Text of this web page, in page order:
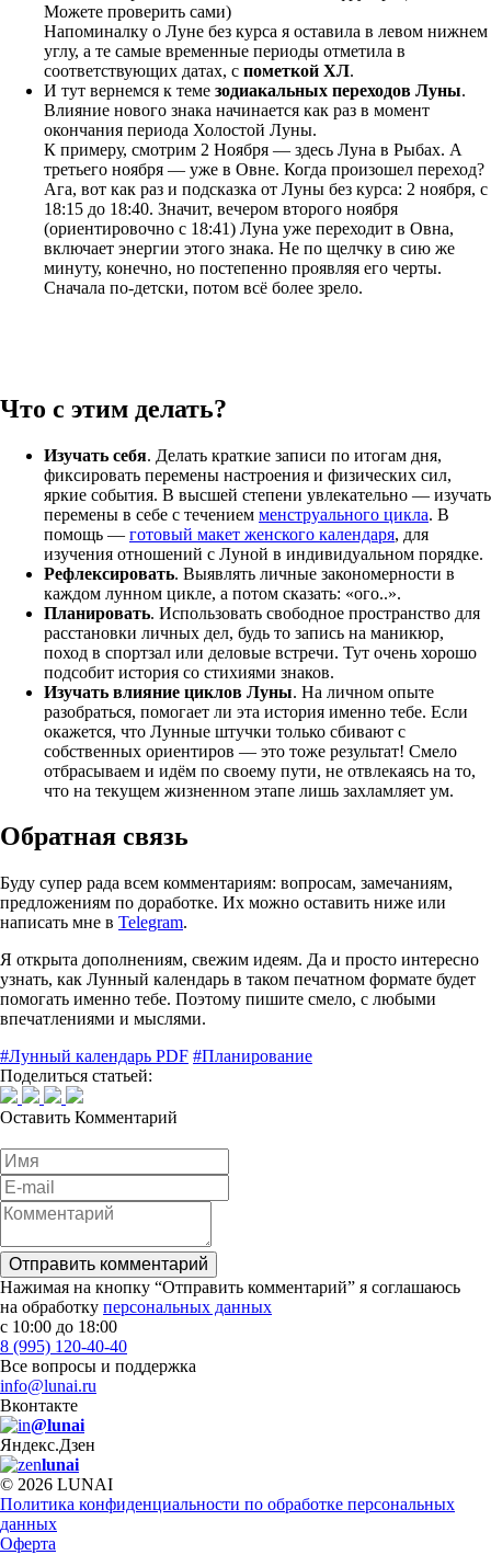
Можете проверить сами)
Напоминалку о Луне без курса я оставила в левом нижнем
углу, а те самые временные периоды отметила в
соответствующих датах, с пометкой ХЛ.
И тут вернемся к теме зодиакальных переходов Луны.
Влияние нового знака начинается как раз в момент
окончания периода Холостой Луны.
К примеру, смотрим 2 Ноября — здесь Луна в Рыбах. А
третьего ноября — уже в Овне. Когда произошел переход?
Ага, вот как раз и подсказка от Луны без курса: 2 ноября, с
18:15 до 18:40. Значит, вечером второго ноября
(ориентировочно с 18:41) Луна уже переходит в Овна,
включает энергии этого знака. Не по щелчку в сию же
минуту, конечно, но постепенно проявляя его черты.
Сначала по-детски, потом всё более зрело.
Что с этим делать?
Изучать себя. Делать краткие записи по итогам дня,
фиксировать перемены настроения и физических сил,
яркие события. В высшей степени увлекательно — изучать
перемены в себе с течением менструального цикла. В
помощь — готовый макет женского календаря, для
изучения отношений с Луной в индивидуальном порядке.
Рефлексировать. Выявлять личные закономерности в
каждом лунном цикле, а потом сказать: «ого..».
Планировать. Использовать свободное пространство для
расстановки личных дел, будь то запись на маникюр,
поход в спортзал или деловые встречи. Тут очень хорошо
подсобит история со стихиями знаков.
Изучать влияние циклов Луны. На личном опыте
разобраться, помогает ли эта история именно тебе. Если
окажется, что Лунные штучки только сбивают с
собственных ориентиров — это тоже результат! Смело
отбрасываем и идём по своему пути, не отвлекаясь на то,
что на текущем жизненном этапе лишь захламляет ум.
Обратная связь
Буду супер рада всем комментариям: вопросам, замечаниям,
предложениям по доработке. Их можно оставить ниже или
написать мне в Telegram.
Я открыта дополнениям, свежим идеям. Да и просто интересно
узнать, как Лунный календарь в таком печатном формате будет
помогать именно тебе. Поэтому пишите смело, с любыми
впечатлениями и мыслями.
#Лунный календарь PDF #Планирование
Поделиться статьей:
Оставить Комментарий
Отправить комментарий
Нажимая на кнопку “Отправить комментарий” я соглашаюсь
на обработку персональных данных
с 10:00 до 18:00
8 (995) 120-40-40
Все вопросы и поддержка
info@lunai.ru
Вконтакте
@lunai
Яндекс.Дзен
lunai
© 2026 LUNAI
Политика конфиденциальности по обработке персональных
данных
Оферта